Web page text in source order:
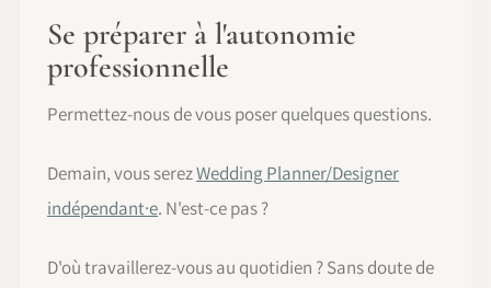
Se préparer à l'autonomie
professionnelle
Permettez-nous de vous poser quelques questions.
Demain, vous serezWedding Planner/Designer
indépendant·e. N'est-ce pas ?
D'où travaillerez-vous au quotidien ? Sans doute de